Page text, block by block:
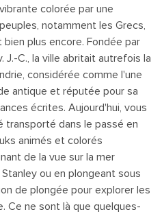
colorée par une
notamment les Grecs,
plus encore. Fondée par
J.-C., la ville abritait autrefois la
considérée comme l'une
antique et réputée pour sa
écrites. Aujourd'hui, vous
transporté dans le passé en
animés et colorés
de la vue sur la mer
ou en plongeant sous
de plongée pour explorer les
Ce ne sont là que quelques-